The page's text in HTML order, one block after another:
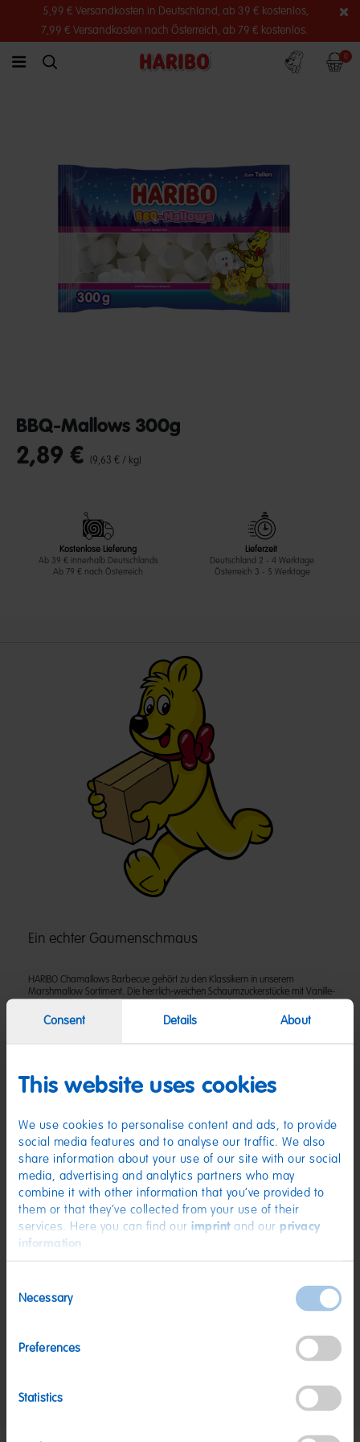
Consent Details About
This website uses cookies
We use cookies to personalise content and ads, to provide
social media features and to analyse our traffic. We also
share information about your use of our site with our social
media, advertising and analytics partners who may
combine it with other information that you’ve provided to
them or that they’ve collected from your use of their
services. Here you can find our imprintand our privacy
information
Selection
Necessary
Preferences
Statistics
5,99 € Versandkosten in Deutschland, ab 39 € kostenlos,
7,99 € Versandkosten nach Österreich, ab 79 € kostenlos.
link.header.menu.label
simplesearch.search.label
Konto 0
BBQ-Mallows 300g
undefined out of 5 Customer Rating
2,89 € (9,63 € / kg)
Kostenlose Lieferung
Ab 39 € innerhalb Deutschlands
Ab 79 € nach Österreich
Lieferzeit
Deutschland 2 - 4 Werktage
Österreich 3 - 5 Werktage
Ein echter Gaumenschmaus
HARIBO Chamallows Barbecue gehört zu den Klassikern in unserem
Marshmallow Sortiment. Die herrlich-weichen Schaumzuckerstücke mit Vanille-
Schokolade oder als Süßigkeit für zwischendurch.
(D) Schaumzucker | Zutaten: Glukosesirup; Zucker; Dextrose; Wasser;
Nährwerte
Nährwerte pro 100 g
Energie: 1414 kJ/333 kcal
Fett: <0,5 g
davon gesättigte Fettsäuren:
davon Zucker:
Salz:
Hersteller:
Haribo Belgie/Belgique BVBA/SPRL, Duffelsesteenweg 233,